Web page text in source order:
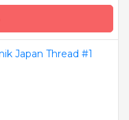
Kreinik
США